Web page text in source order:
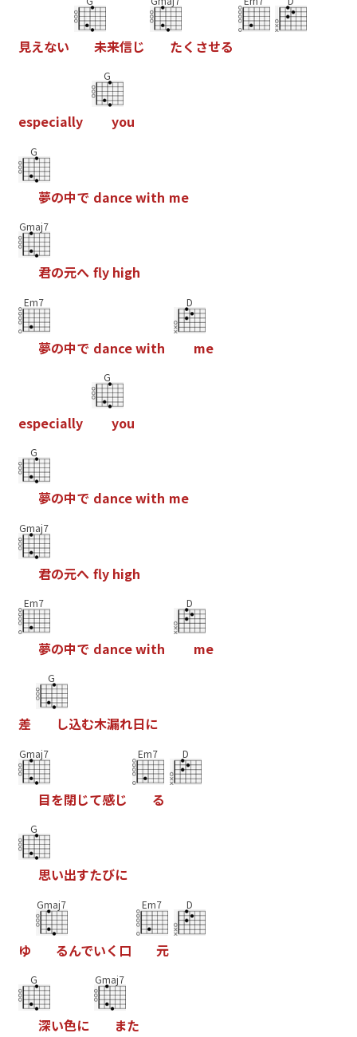
見えない 未来信じ たく させる
especially
G
you
G
夢の中で dancewith me
Gmaj7
君の元へ fy high
Em7
夢の中で dancewith
D
me
especially
G
you
G
夢の中で dancewith me
Gmaj7
君の元へ fy high
Em7
夢の中で dancewith
D
me
差
G
し込む木漏れ日に
Gmaj7
目を閉じて感じ
Em7
る
D
G
思い出すたびに
ゆ
Gmaj7
るんでいく 口
Em7
元
D
G
深い色に
Gmaj7
また